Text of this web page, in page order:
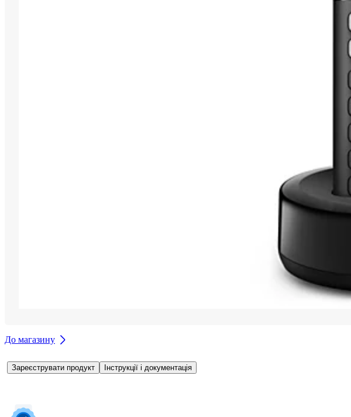
До магазину
Зареєструвати продукт Інструкції і документація